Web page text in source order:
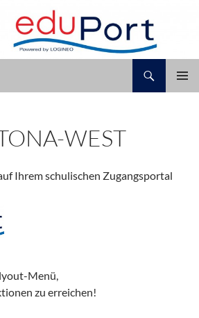
WEST
Ihrem schulischen Zugangsportal
Menü,
zu erreichen!